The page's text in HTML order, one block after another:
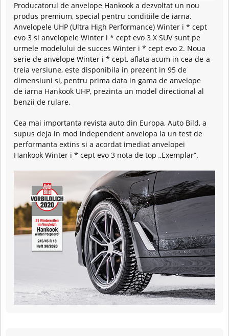
Producatorul de anvelope Hankook a dezvoltat un nou
produs premium, special pentru conditiile de iarna.
Anvelopele UHP (Ultra High Performance) Winter i * cept
evo 3 si anvelopele Winter i * cept evo 3 X SUV sunt pe
urmele modelului de succes Winter i * cept evo 2. Noua
serie de anvelope Winter i * cept, aflata acum in cea de-a
treia versiune, este disponibila in prezent in 95 de
dimensiuni si, pentru prima data in gama de anvelope
de iarna Hankook UHP, prezinta un model directional al
benzii de rulare.
Cea mai importanta revista auto din Europa, Auto Bild, a
supus deja in mod independent anvelopa la un test de
performanta extins si a acordat imediat anvelopei
Hankook Winter i * cept evo 3 nota de top „Exemplar”.